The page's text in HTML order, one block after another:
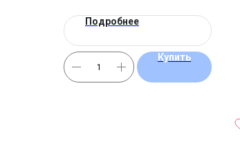
Подробнее
Купить